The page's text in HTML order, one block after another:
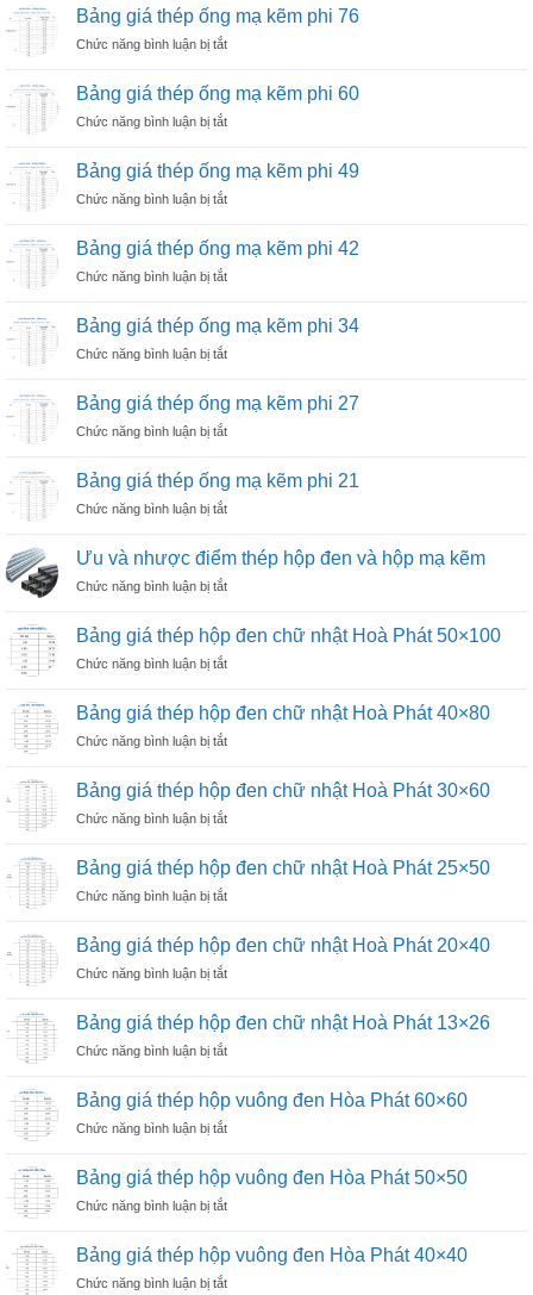
và
kẽm
phi
114
thép
ống
kẽm
phi
90
Bảng giá thép ống mạ kẽm phi 76
Chức năng bình luận bị tắtở
thép
ống
kẽm
phi
76
Bảng giá thép ống mạ kẽm phi 60
Chức năng bình luận bị tắtở
thép
ống
kẽm
phi
60
Bảng giá thép ống mạ kẽm phi 49
Chức năng bình luận bị tắtở
thép
ống
kẽm
phi
49
Bảng giá thép ống mạ kẽm phi 42
Chức năng bình luận bị tắtở
thép
ống
kẽm
phi
42
Bảng giá thép ống mạ kẽm phi 34
Chức năng bình luận bị tắtở
thép
ống
kẽm
phi
34
Bảng giá thép ống mạ kẽm phi 27
Chức năng bình luận bị tắtở
thép
ống
kẽm
27
Bảng giá thép ống mạ kẽm phi 21
Chức năng bình luận bị tắtở
thép
ống
kẽm
21
Ưu và nhược điểm thép hộp đen và hộp mạ kẽm
Chức năng bình luận bị tắtở
nhược
điểm
hộp
và
mạ
Bảng giá thép hộp đen chữ nhật Hoà Phát 50×100
Chức năng bình luận bị tắtở
thép
hộp
chữ
Hoà
50×100
Bảng giá thép hộp đen chữ nhật Hoà Phát 40×80
Chức năng bình luận bị tắtở
thép
hộp
chữ
Hoà
40×80
Bảng giá thép hộp đen chữ nhật Hoà Phát 30×60
Chức năng bình luận bị tắtở
thép
hộp
chữ
Hoà
30×60
Bảng giá thép hộp đen chữ nhật Hoà Phát 25×50
Chức năng bình luận bị tắtở
thép
hộp
chữ
Hoà
25×50
Bảng giá thép hộp đen chữ nhật Hoà Phát 20×40
Chức năng bình luận bị tắtở
thép
hộp
chữ
Hoà
20×40
Bảng giá thép hộp đen chữ nhật Hoà Phát 13×26
Chức năng bình luận bị tắtở
thép
hộp
chữ
Hoà
13×26
Bảng giá thép hộp vuông đen Hòa Phát 60×60
Chức năng bình luận bị tắtở
thép
hộp
đen
Phát
Bảng giá thép hộp vuông đen Hòa Phát 50×50
Chức năng bình luận bị tắtở
thép
hộp
Bảng giá thép hộp vuông đen Hòa Phát 40×40
Chức năng bình luận bị tắtở